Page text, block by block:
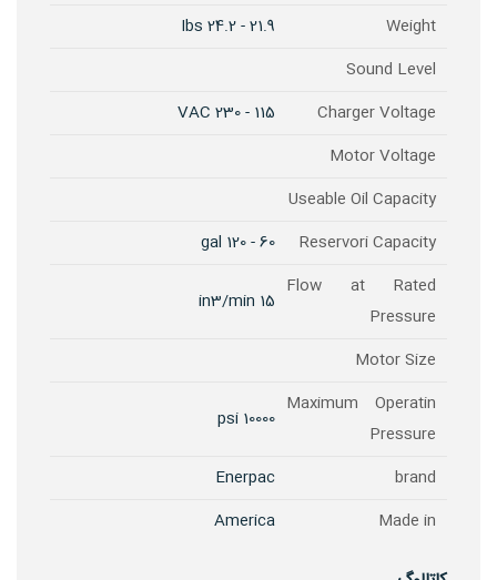
Weight
21.9 - 24.2 Ibs
Sound Level
Charger Voltage
115 - 230 VAC
Motor Voltage
Useable Oil Capacity
Reservori Capacity
60 - 120 gal
Flow at Rated
Pressure
15 in3/min
Motor Size
Maximum Operatin
Pressure
10000 psi
brand
Enerpac
Made in
America